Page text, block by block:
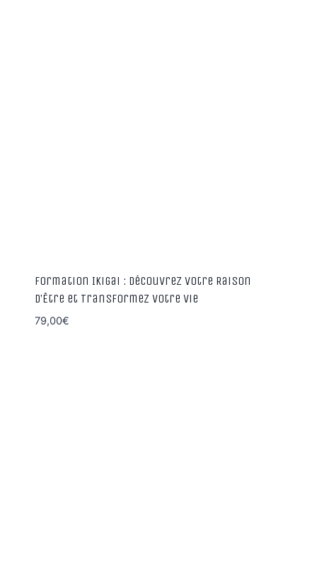
Formation Ikigai : Découvrez Votre Raison
d’Être et Transformez Votre Vie
79,00€